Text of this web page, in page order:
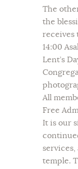
The
the
receives
14:00
Lent’s
All
Free
It is our
temple.